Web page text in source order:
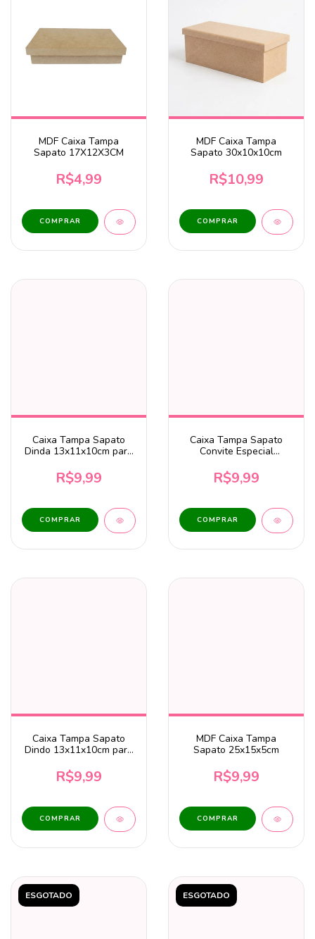
MDF Caixa Tampa
Sapato 17X12X3CM
R$4,99
MDF Caixa Tampa
Sapato 30x10x10cm
R$10,99
Caixa Tampa Sapato
Dinda 13x11x10cm para
R$9,99
Caixa Tampa Sapato
Convite Especial
Caneca – MDF Cru
R$9,99
Caixa Tampa Sapato
Dindo 13x11x10cm para
R$9,99
MDF Caixa Tampa
Sapato 25x15x5cm
R$9,99
ESGOTADO ESGOTADO